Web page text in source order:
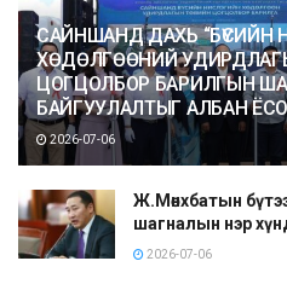
САЙНШАНД ДАХЬ “БҮСИЙН
ХӨДӨЛГӨӨНИЙ
ЦОГЦОЛБОР БАРИЛГЫН
БАЙГУУЛАЛТЫГ АЛБАН
2026-07-06
Ж.Мөнхбатын
шагналын нэр
2026-07-06